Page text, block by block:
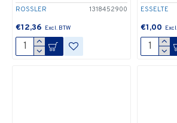
ROSSLER 1318452900
€12,36
ESSELTE
€1,00